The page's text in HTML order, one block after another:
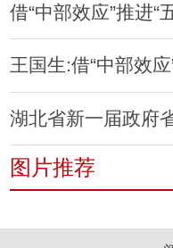
借“中部效应”推进“
王国生:借“中部效
湖北省新一届政府
图片推荐